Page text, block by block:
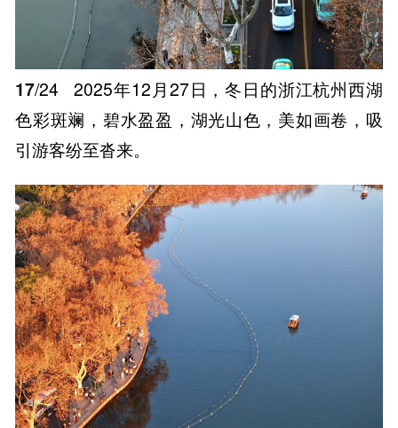
17/24
2025年12月27日，冬日的浙江杭州西湖
色彩斑斓，碧水盈盈，湖光山色，美如画卷，吸
引游客纷至沓来。